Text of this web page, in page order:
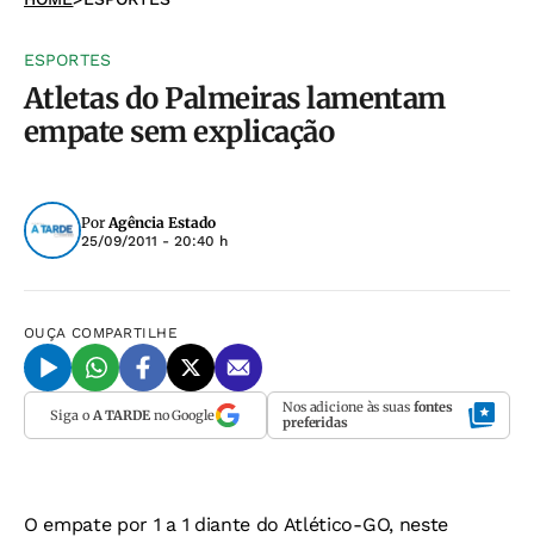
ESPORTES
Atletas do Palmeiras lamentam
empate sem explicação
PorAgência Estado
25/09/2011 - 20:40 h
OUÇA COMPARTILHE
Siga o A TARDEno Google Nos adicione às suas fontes
preferidas
O empate por 1 a 1 diante do Atlético-GO, neste